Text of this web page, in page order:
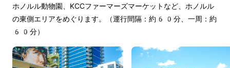
ホノルル動物園、KCCファーマーズマーケットなど、ホノルル
の東側エリアをめぐります。（運行間隔：約60分、一周：約
60分）